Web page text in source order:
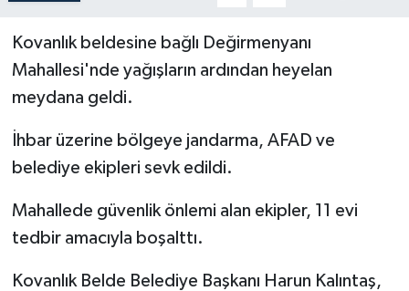
Kovanlık beldesine bağlı Değirmenyanı
Mahallesi'nde yağışların ardından heyelan
meydana geldi.
İhbar üzerine bölgeye jandarma, AFAD ve
belediye ekipleri sevk edildi.
Mahallede güvenlik önlemi alan ekipler, 11 evi
tedbir amacıyla boşalttı.
Kovanlık Belde Belediye Başkanı Harun Kalıntaş,